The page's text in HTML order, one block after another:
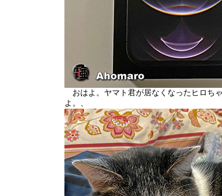
おはよ。ヤマト君が居なくなったヒロち
よ。、